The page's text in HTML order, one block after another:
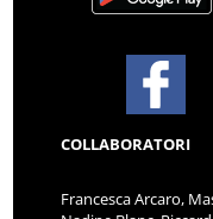
COLLABORATORI
Francesca Arcaro,